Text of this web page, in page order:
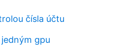
čísla účtu
gpu